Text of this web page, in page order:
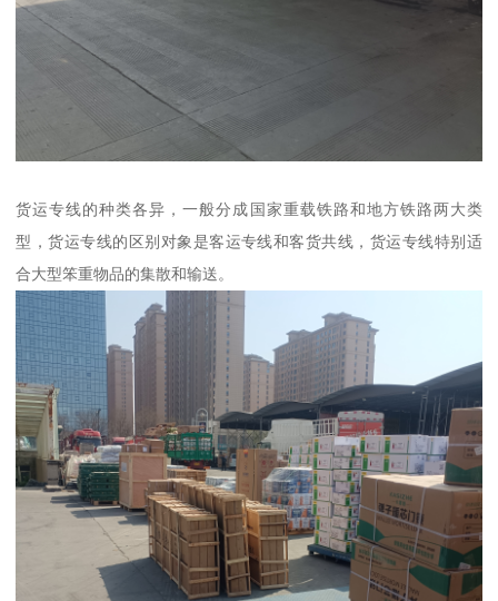
货运专线的种类各异，一般分成国家重载铁路和地方铁路两大类
型，货运专线的区别对象是客运专线和客货共线，货运专线特别适
合大型笨重物品的集散和输送。